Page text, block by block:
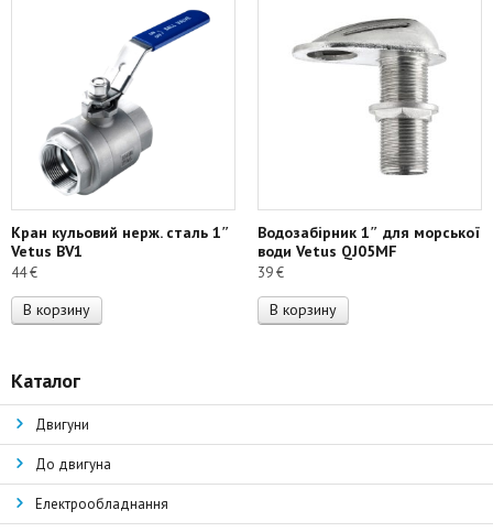
Кран кульовий нерж. сталь 1″
Vetus BV1
44€
В корзину
Водозабірник 1″ для морської
води Vetus QJ05MF
39€
В корзину
Каталог
Двигуни
До двигуна
Електрообладнання